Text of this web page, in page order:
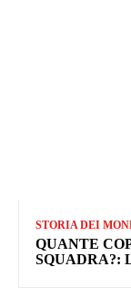
STORIA DEI
QUANTE
SQUADRA?: